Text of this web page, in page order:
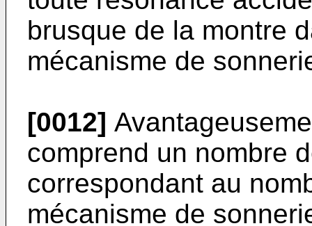
brusque de la montre
mécanisme de
[0012]
comprend un nombre
correspondant au
mécanisme de